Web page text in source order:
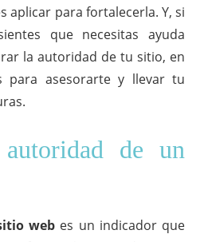
aplicar para fortalecerla. Y, si
que necesitas ayuda
la autoridad de tu sitio, en
para asesorarte y llevar tu
de un
web es un indicador que